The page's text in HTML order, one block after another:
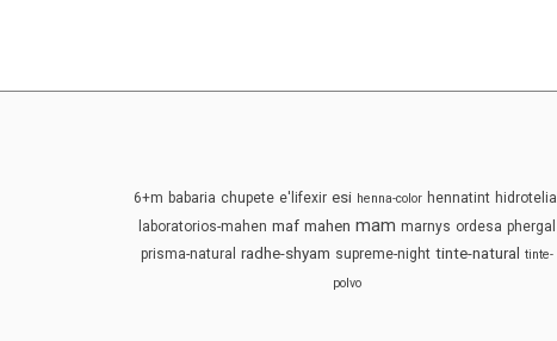
6+m babaria chupete e'lifexir esi henna-color hennatint hidrotelial
laboratorios-mahen maf mahen mam marnys ordesa phergal
prisma-natural radhe-shyam supreme-night tinte-natural
tinte-
polvo